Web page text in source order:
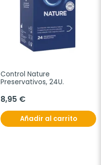
Control Nature
Preservativos, 24U.
8,95 €
Añadir al carrito